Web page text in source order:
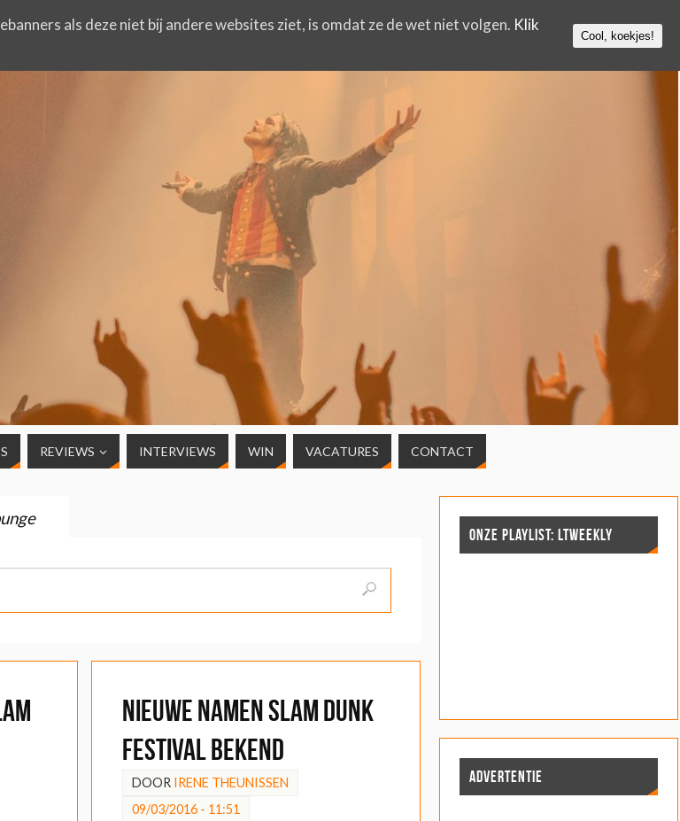
REVIEWS INTERVIEWS WIN VACATURES CONTACT
Nieuwe namen Slam Dunk
Festival bekend
DOOR IRENE THEUNISSEN
09/03/2016 - 11:51
ONZE PLAYLIST: LTWEEKLY
ADVERTENTIE
als deze niet bij andere websites ziet, is omdat ze de wet niet volgen. Klik
Cool, koekjes!